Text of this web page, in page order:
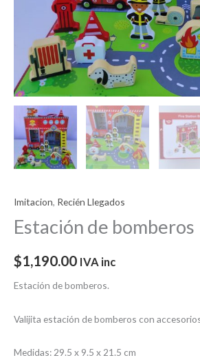
Imitacion, Recién Llegados
Estación de bomberos
$1,190.00 IVA inc
Estación de bomberos.
Valijita estación de bomberos con
Medidas: 29.5 x 9.5 x 21.5 cm